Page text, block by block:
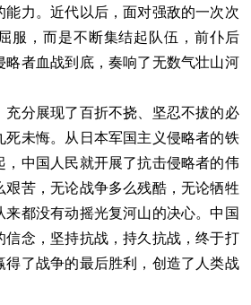
能力。近代以后，面对强敌的一次次
服，而是不断集结起队伍，前仆后
略者血战到底，奏响了无数气壮山河
分展现了百折不挠、坚忍不拔的必
死未悔。从日本军国主义侵略者的铁
，中国人民就开展了抗击侵略者的伟
艰苦，无论战争多么残酷，无论牺牲
来都没有动摇光复河山的决心。中国
信念，坚持抗战，持久抗战，终于打
得了战争的最后胜利，创造了人类战